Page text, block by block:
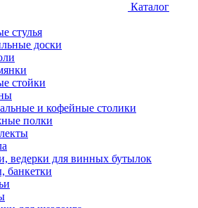
Каталог
стулья
доски
стойки
и кофейные столики
полки
ведерки для винных бутылок
банкетки